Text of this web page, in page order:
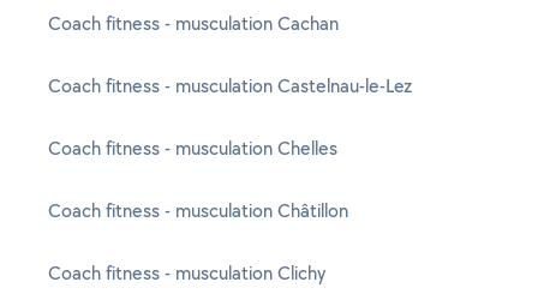
Coach fitness - musculation Cachan
Coach fitness - musculation Castelnau-le-Lez
Coach fitness - musculation Chelles
Coach fitness - musculation Châtillon
Coach fitness - musculation Clichy